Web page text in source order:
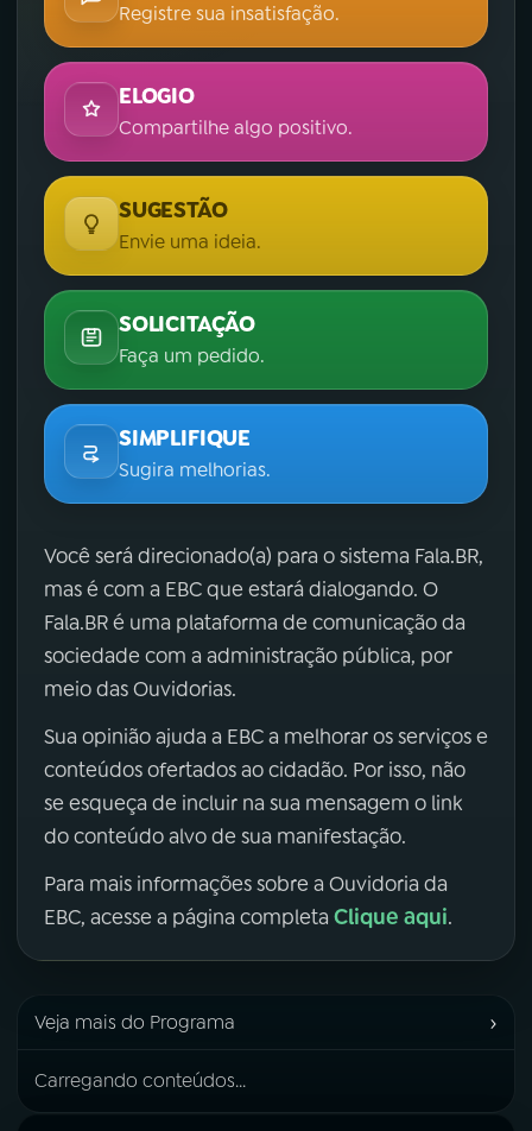
Registre sua insatisfação.
ELOGIO
Compartilhe algo positivo.
SUGESTÃO
Envie uma ideia.
SOLICITAÇÃO
Faça um pedido.
SIMPLIFIQUE
Sugira melhorias.
Você será direcionado(a) para o sistema Fala.BR,
mas é com a EBC que estará dialogando. O
Fala.BR é uma plataforma de comunicação da
sociedade com a administração pública, por
meio das Ouvidorias.
Sua opinião ajuda a EBC a melhorar os serviços e
conteúdos ofertados ao cidadão. Por isso, não
se esqueça de incluir na sua mensagem o link
do conteúdo alvo de sua manifestação.
Para mais informações sobre a Ouvidoria da
EBC, acesse a página completa Clique aqui.
Veja mais do Programa ›
Carregando conteúdos...